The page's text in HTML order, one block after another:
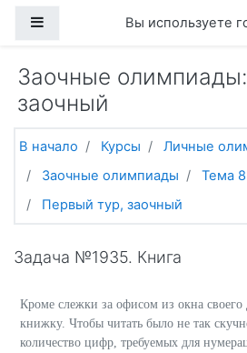
Боковая панельВы используете
Заочные
заочный
В начало Курсы
Личные
Заочные олимпиады
Тема 8
Первый тур, заочный
Задача №1935. Книга
Кроме слежки за офисом из окна своего
книжку. Чтобы читать было не так
количество цифр, требуемых для